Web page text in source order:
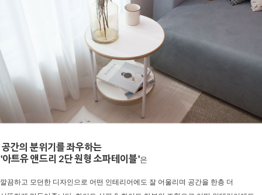
공간의 분위기를 좌우하는
'아트유 앤드리 2단 원형 소파테이블'은
깔끔하고 모던한 디자인으로 어떤 인테리어에도 잘 어울리며 공간을 한층 더